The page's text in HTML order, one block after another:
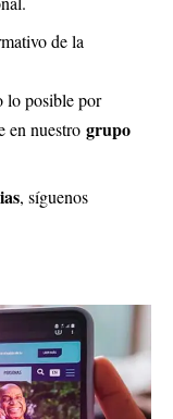
de la
lo posible por
en nuestro grupo
, síguenos